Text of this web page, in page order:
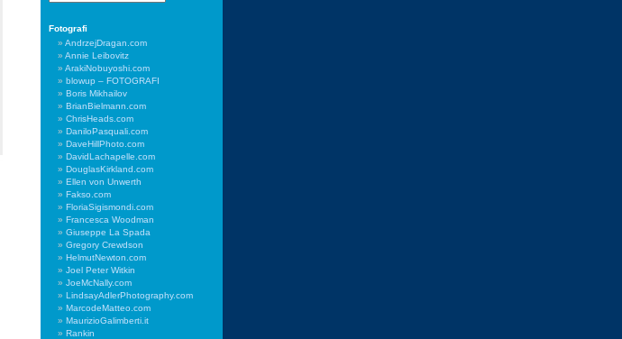
Fotografi
AndrzejDragan.com
Annie Leibovitz
ArakiNobuyoshi.com
blowup – FOTOGRAFI
Boris Mikhailov
BrianBielmann.com
ChrisHeads.com
DaniloPasquali.com
DaveHillPhoto.com
DavidLachapelle.com
DouglasKirkland.com
Ellen von Unwerth
Fakso.com
FloriaSigismondi.com
Francesca Woodman
Giuseppe La Spada
Gregory Crewdson
HelmutNewton.com
Joel Peter Witkin
JoeMcNally.com
LindsayAdlerPhotography.com
MarcodeMatteo.com
MaurizioGalimberti.it
Rankin